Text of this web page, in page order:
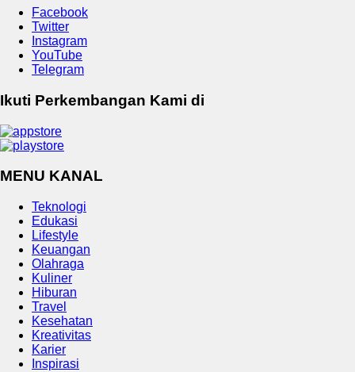
Facebook
Twitter
Instagram
YouTube
Telegram
Ikuti Perkembangan Kami di
MENU KANAL
Teknologi
Edukasi
Lifestyle
Keuangan
Olahraga
Kuliner
Hiburan
Travel
Kesehatan
Kreativitas
Karier
Inspirasi